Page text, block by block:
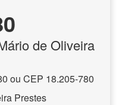
de Oliveira
ou CEP 18.205-780
Prestes